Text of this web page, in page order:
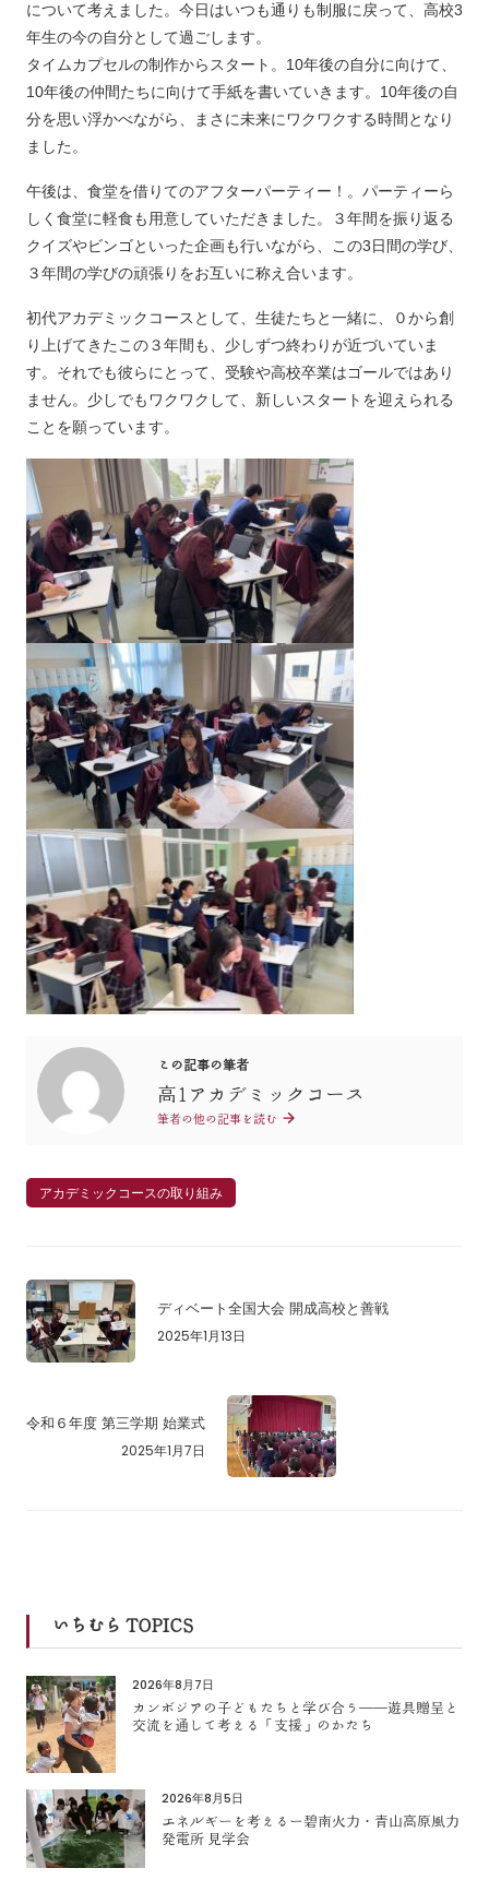
について考えました。今日はいつも通りも制服に戻って、高校3
年生の今の自分として過ごします。
タイムカプセルの制作からスタート。10年後の自分に向けて、
10年後の仲間たちに向けて手紙を書いていきます。10年後の自
分を思い浮かべながら、まさに未来にワクワクする時間となり
ました。
午後は、食堂を借りてのアフターパーティー！。パーティーら
しく食堂に軽食も用意していただきました。３年間を振り返る
クイズやビンゴといった企画も行いながら、この3日間の学び、
３年間の学びの頑張りをお互いに称え合います。
初代アカデミックコースとして、生徒たちと一緒に、０から創
り上げてきたこの３年間も、少しずつ終わりが近づいていま
す。それでも彼らにとって、受験や高校卒業はゴールではあり
ません。少しでもワクワクして、新しいスタートを迎えられる
ことを願っています。
この記事の筆者
高1アカデミックコース
筆者の他の記事を読む
アカデミックコースの取り組み
ディベート全国大会 開成高校と善戦
2025年1月13日
令和６年度 第三学期 始業式
2025年1月7日
いちむら TOPICS
2026年8月7日
カンボジアの子どもたちと学び合う――遊具贈呈と
交流を通して考える「支援」のかたち
2026年8月5日
エネルギーを考えるー碧南火力・青山高原風力
発電所 見学会